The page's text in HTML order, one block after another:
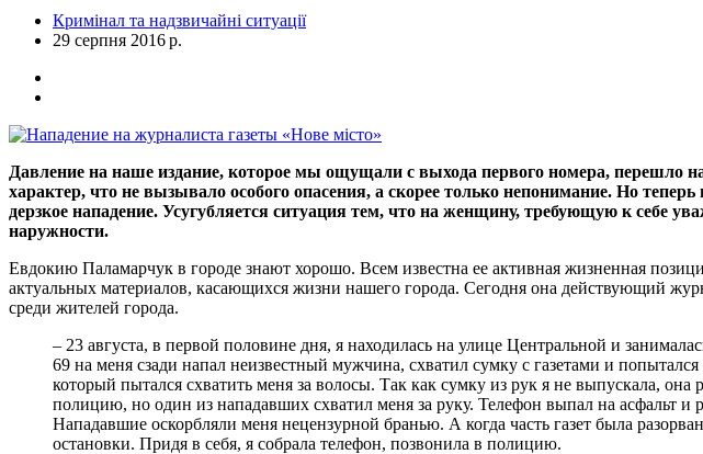
Кримінал та надзвичайні ситуації
29 серпня 2016 р.
Давление на наше издание, которое мы ощущали с выхода первого номера, перешло
характер, что не вызывало особого опасения, а скорее только непонимание. Но
дерзкое нападение. Усугубляется ситуация тем, что на женщину, требующую к себе
наружности.
Евдокию Паламарчук в городе знают хорошо. Всем известна ее активная жизненная
актуальных материалов, касающихся жизни нашего города. Сегодня она действующий
среди жителей города.
– 23 августа, в первой половине дня, я находилась на улице Центральной и
69 на меня сзади напал неизвестный мужчина, схватил сумку с газетами и
который пытался схватить меня за волосы. Так как сумку из рук я не выпускала,
полицию, но один из нападавших схватил меня за руку. Телефон выпал на асфальт
Нападавшие оскорбляли меня нецензурной бранью. А когда часть газет была
остановки. Придя в себя, я собрала телефон, позвонила в полицию.